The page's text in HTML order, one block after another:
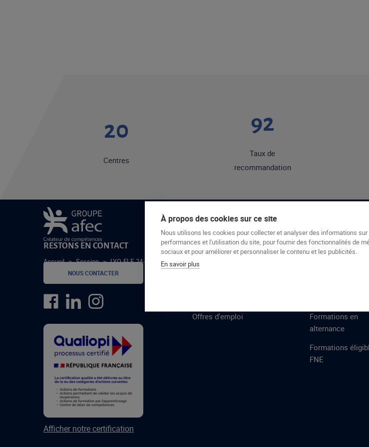
Le groupe Afec Formations
Accueil > Session > LYO-FLE-24-1-C
20
Centres
92
Taux de
recommandation
RESTONS EN CONTACT
NOUS CONTACTER
Afficher notre certification
GROUPE AFEC
Formations
Offres d'emploi
PRESTATIONS
Formations en
alternance
Formations
FNE
À propos des cookies sur ce site
Nous utilisons les cookies pour collecter et analyser des informations sur
performances et l'utilisation du site, pour fournir des fonctionnalités de
sociaux et pour améliorer et personnaliser le contenu et les publicités.
En savoir plus